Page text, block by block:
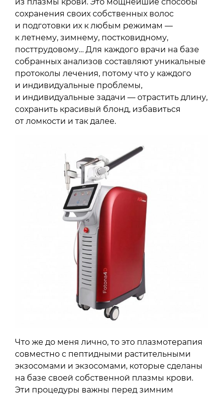
сохранения своих собственных волос
и подготовки их к любым режимам —
к летнему, зимнему, постковидному,
посттрудовому… Для каждого врачи на базе
собранных анализов составляют уникальные
протоколы лечения, потому что у каждого
и индивидуальные проблемы,
и индивидуальные задачи — отрастить длину,
сохранить красивый блонд, избавиться
от ломкости и так далее.
Что же до меня лично, то это плазмотерапия
совместно с пептидными растительными
экзосомами и экзосомами, которые сделаны
на базе своей собственной плазмы крови.
Эти процедуры важны перед зимним